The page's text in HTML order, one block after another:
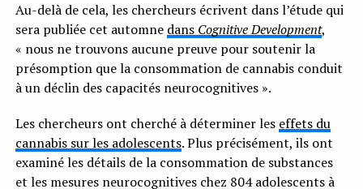
Au-delà de cela, les chercheurs écrivent dans l’étude qui
sera publiée cet automne dans Cognitive Development,
« nous ne trouvons aucune preuve pour soutenir la
présomption que la consommation de cannabis conduit
à un déclin des capacités neurocognitives ».
Les chercheurs ont cherché à déterminer les effets du
cannabis sur les adolescents. Plus précisément, ils ont
examiné les détails de la consommation de substances
et les mesures neurocognitives chez 804 adolescents à